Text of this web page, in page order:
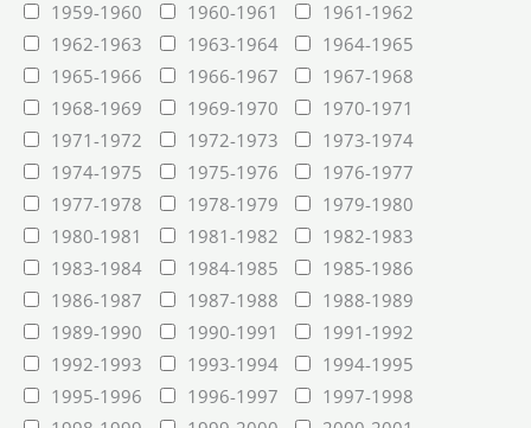
1959-1960
1960-1961
1961-1962
1962-1963
1963-1964
1964-1965
1965-1966
1966-1967
1967-1968
1968-1969
1969-1970
1970-1971
1971-1972
1972-1973
1973-1974
1974-1975
1975-1976
1976-1977
1977-1978
1978-1979
1979-1980
1980-1981
1981-1982
1982-1983
1983-1984
1984-1985
1985-1986
1986-1987
1987-1988
1988-1989
1989-1990
1990-1991
1991-1992
1992-1993
1993-1994
1994-1995
1995-1996
1996-1997
1997-1998